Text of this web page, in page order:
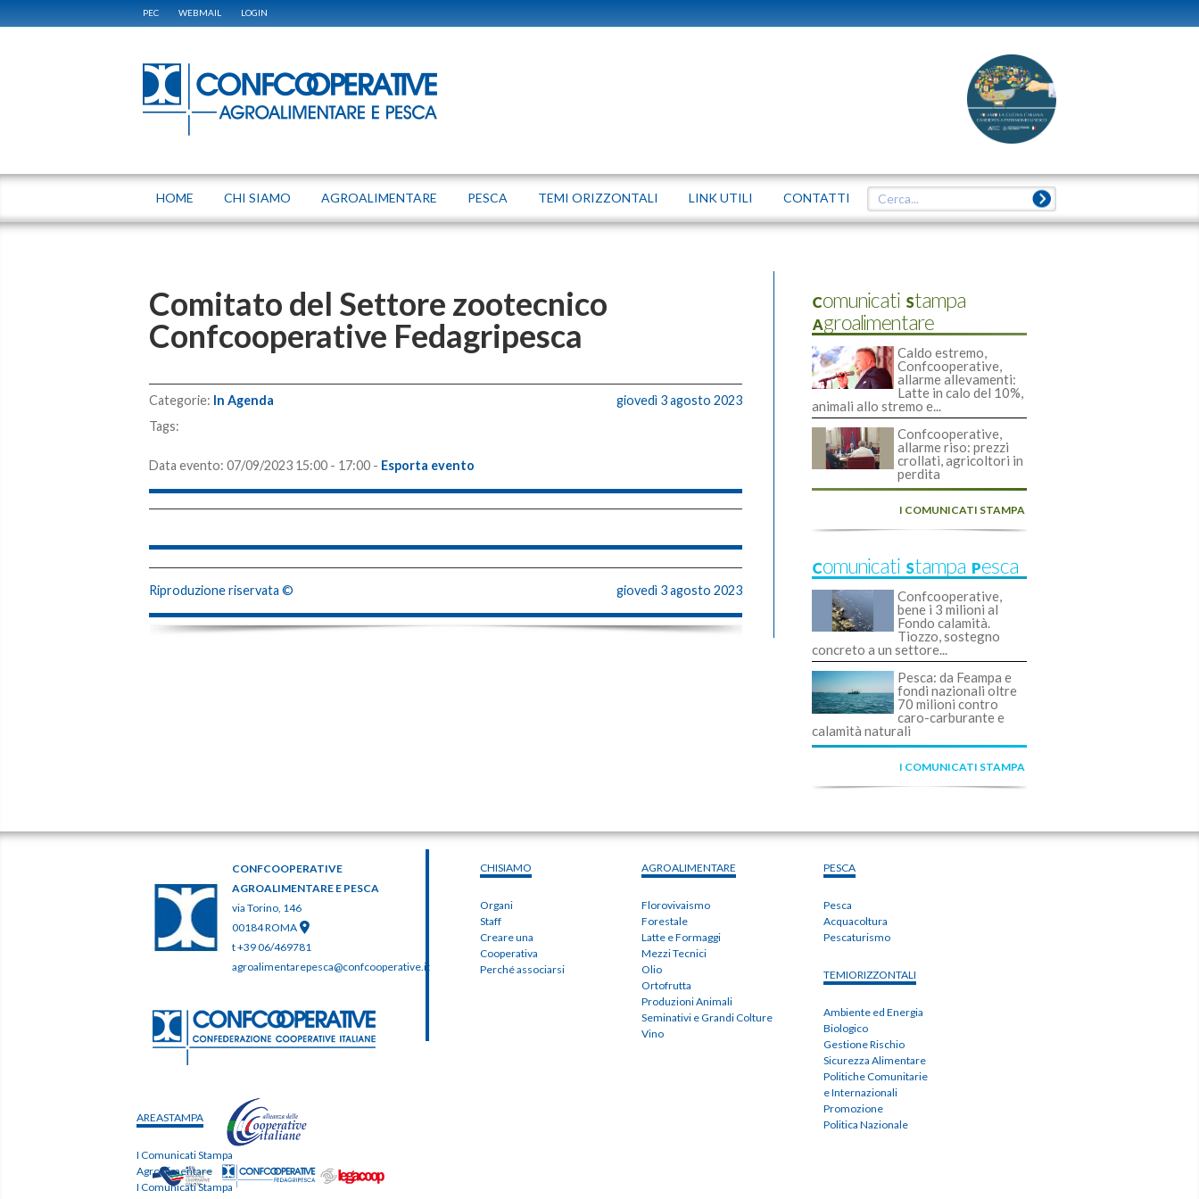
PEC WEBMAIL LOGIN
HOME CHI SIAMO AGROALIMENTARE PESCA TEMI ORIZZONTALI LINK UTILI CONTATTI
Comitato del Settore zootecnico
Confcooperative Fedagripesca
giovedì 3 agosto 2023
Categorie: In Agenda
Tags:
Data evento:07/09/2023 15:00 - 17:00 - Esporta evento
Riproduzione riservata © giovedì 3 agosto 2023
Comunicati Stampa
Agroalimentare
Caldo estremo,
Confcooperative,
allarme allevamenti:
Latte in calo del 10%,
animali allo stremo e...
Confcooperative,
allarme riso: prezzi
crollati, agricoltori in
perdita
I COMUNICATI STAMPA
Comunicati Stampa Pesca
Confcooperative,
bene i 3 milioni al
Fondo calamità.
Tiozzo, sostegno
concreto a un settore...
Pesca: da Feampa e
fondi nazionali oltre
70 milioni contro
caro-carburante e
calamità naturali
I COMUNICATI STAMPA
CONFCOOPERATIVE
AGROALIMENTARE E PESCA
via Torino, 146
00184 ROMA
t +39 06/469781
agroalimentarepesca@confcooperative.it
CHISIAMO
Organi
Staff
Creare una
Cooperativa
Perché associarsi
AGROALIMENTARE
Florovivaismo
Forestale
Latte e Formaggi
Mezzi Tecnici
Olio
Ortofrutta
Produzioni Animali
Seminativi e Grandi Colture
Vino
PESCA
Pesca
Acquacoltura
Pescaturismo
TEMIORIZZONTALI
Ambiente ed Energia
Biologico
Gestione Rischio
Sicurezza Alimentare
Politiche Comunitarie
e Internazionali
Promozione
Politica Nazionale
AREASTAMPA
I Comunicati Stampa
Agroalimentare
I Comunicati Stampa